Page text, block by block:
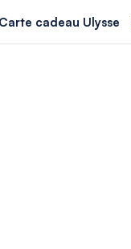
Carte cadeau Ulysse